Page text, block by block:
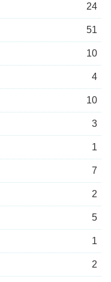
24
51
10
4
10
3
1
7
2
5
1
2